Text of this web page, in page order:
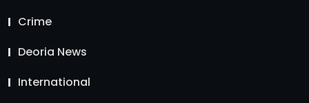
Crime
Deoria News
International